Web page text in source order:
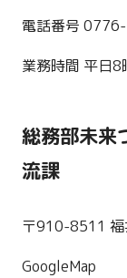
電話番号
業務時間 平日
総務部未来
流課
〒910-8511 福
GoogleMap